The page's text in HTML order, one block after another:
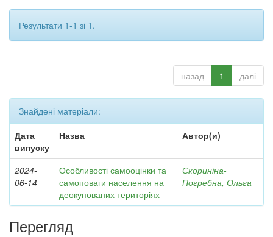
Результати 1-1 зі 1.
назад 1 далі
Знайдені матеріали:
Дата
випуску
Назва Автор(и)
2024-
06-14
Особливості самооцінки та
самоповаги населення на
деокупованих територіях
Скориніна-
Погребна, Ольга
Перегляд